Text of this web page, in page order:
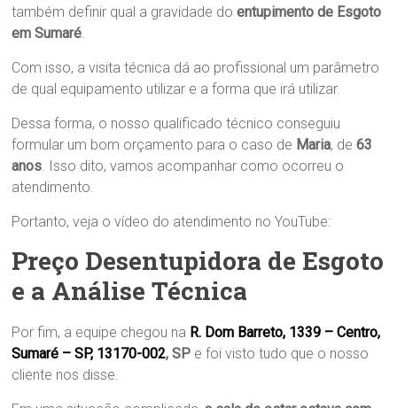
também definir qual a gravidade doentupimento de Esgoto
em Sumaré
Com isso, a visita técnica dá ao profissional um parâmetro
de qual equipamento utilizar e a forma que irá utilizar.
Dessa forma, o nosso qualificado técnico conseguiu
formular um bom orçamento para o caso de Maria, de63
anos . Isso dito, vamos acompanhar como ocorreu o
atendimento.
Portanto, veja o vídeo do atendimento no YouTube:
Preço Desentupidora de Esgoto
e a Análise Técnica
Por fim, a equipe chegou na R. Dom Barreto, 1339 – Centro,
Sumaré – SP, 13170-002, SP e foi visto tudo que o nosso
cliente nos disse.